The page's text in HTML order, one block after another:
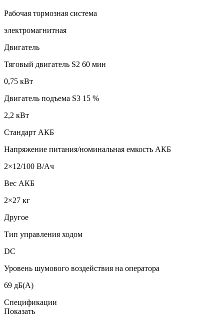
Рабочая тормозная система
электромагнитная
Двигатель
Тяговый двигатель S2 60 мин
0,75 кВт
Двигатель подъема S3 15 %
2,2 кВт
Стандарт АКБ
Напряжение питания/номинальная емкость АКБ
2×12/100 В/Ач
Вес АКБ
2×27 кг
Другое
Тип управления ходом
DC
Уровень шумового воздействия на оператора
69 дБ(A)
Спецификации
Показать